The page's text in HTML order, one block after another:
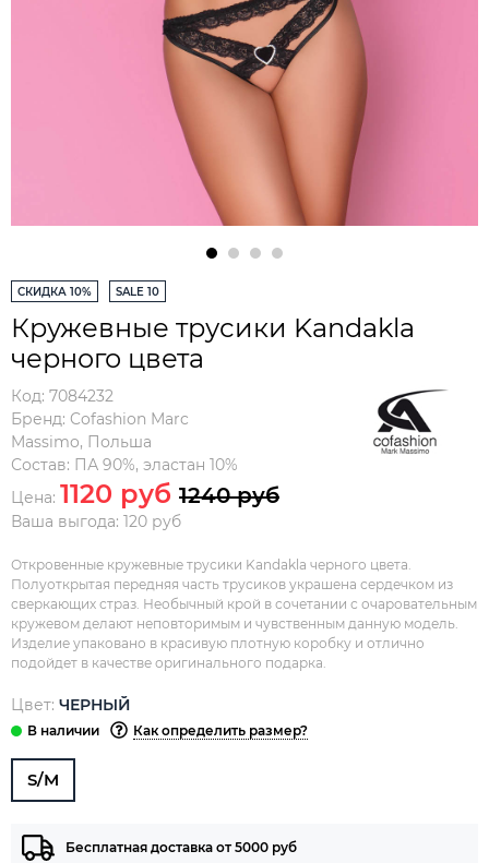
СКИДКА 10% SALE 10
Кружевные трусики Kandakla
черного цвета
Код: 7084232
Бренд: Cofashion Marc
Massimo, Польша
Состав: ПА 90%, эластан 10%
Цена: 1120 руб 1240 руб
Ваша выгода: 120 руб
Откровенные кружевные трусики Kandakla черного цвета.
Полуоткрытая передняя часть трусиков украшена сердечком из
сверкающих страз. Необычный крой в сочетании с очаровательным
кружевом делают неповторимым и чувственным данную модель.
Изделие упаковано в красивую плотную коробку и отлично
подойдет в качестве оригинального подарка.
Цвет: ЧЕРНЫЙ
Как определить размер?
S/M
Бесплатная доставка от 5000 руб